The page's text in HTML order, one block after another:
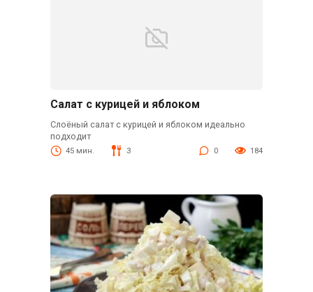
Салат с курицей и яблоком
Слоёный салат с курицей и яблоком идеально
подходит
45 мин. 3 0 184